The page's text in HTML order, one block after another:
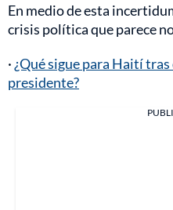
En medio de esta
crisis política que parece
· ¿Qué sigue para Haití tras
presidente?